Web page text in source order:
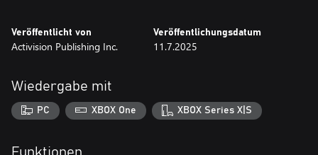
jeder Menge mehr.
aufgelegten Spielmodi.
- Erkunde neue Parks oder lass es in den zeitlosen Parks aus
Tony Hawk's™ Pro Skater™ 3 und Tony Hawk's™ Pro Skater™ 4
Auflösung** mit vereinheitlichten Zielen und dem epischen 2-
Veröffentlicht von
Activision Publishing Inc.
Veröffentlichungsdatum
11.7.2025
Wiedergabe mit
PC XBOX One XBOX Series X|S